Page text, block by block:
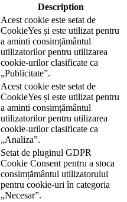
Description
Acest cookie este setat de
CookieYes și este utilizat pentru
a aminti consimțământul
utilizatorilor pentru utilizarea
cookie-urilor clasificate ca
„Publicitate”.
Acest cookie este setat de
CookieYes și este utilizat pentru
a aminti consimțământul
utilizatorilor pentru utilizarea
cookie-urilor clasificate ca
„Analiza”.
Setat de pluginul GDPR
Cookie Consent pentru a stoca
consimțământul utilizatorului
pentru cookie-uri în categoria
„Necesar”.